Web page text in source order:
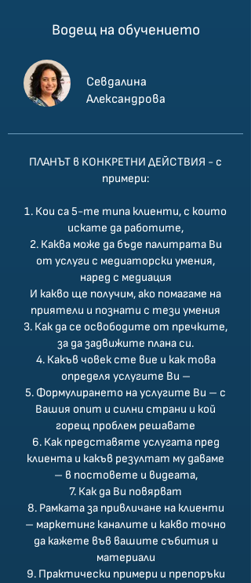
Водещ на обучението
Севдалина
Александрова
ПЛАНЪТ в КОНКРЕТНИ ДЕЙСТВИЯ - с
примери:
1. Кои са 5-те типа клиенти, с които
искате да работите,
2. Каква може да бъде палитрата Ви
от услуги с медиаторски умения,
наред с медиация
И какво ще получим, ако помагаме на
приятели и познати с тези умения
3. Как да се освободите от пречките,
за да задвижите плана си.
4. Какъв човек сте вие и как това
определя услугите Ви –
5. Формулирането на услугите Ви – с
Вашия опит и силни страни и кой
горещ проблем решавате
6. Как представяте услугата пред
клиента и какъв резултат му даваме
– в постовете и видеата,
7. Как да Ви повярват
8. Рамката за привличане на клиенти
– маркетинг каналите и какво точно
да кажете във вашите събития и
материали
9. Практически примери и препоръки